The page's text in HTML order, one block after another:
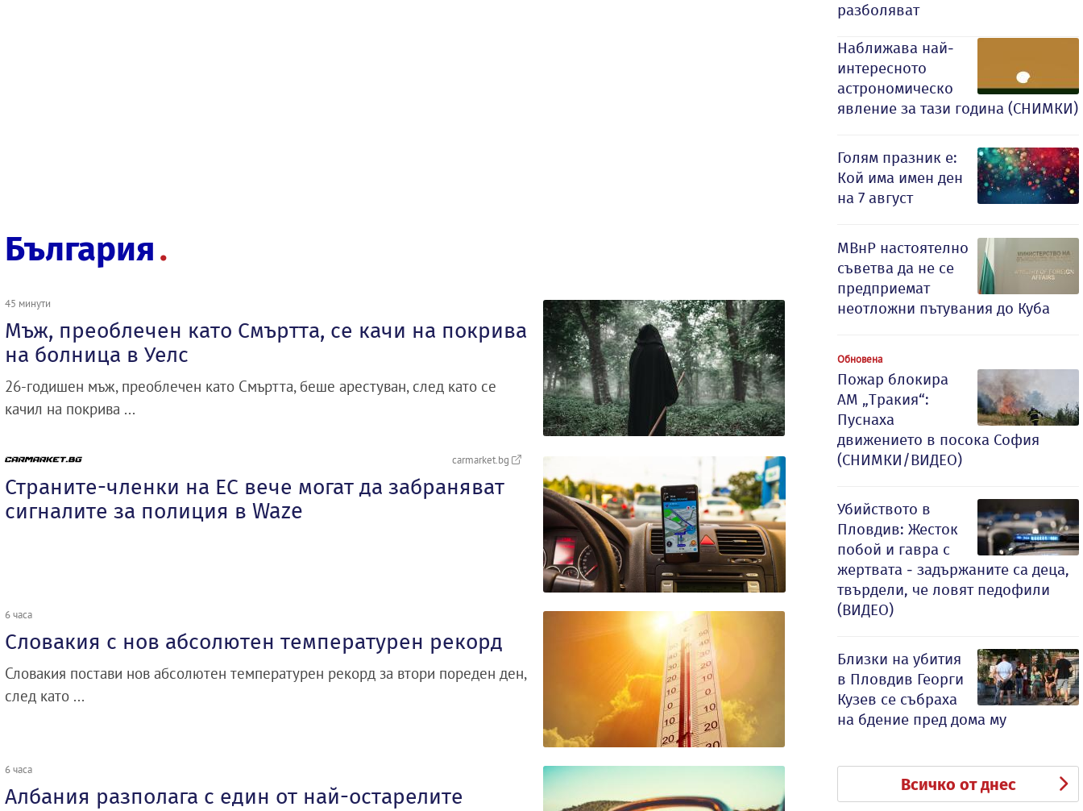
България
45 минути
Мъж, преоблечен като Смъртта, се качи на покрива
на болница в Уелс
26-годишен мъж, преоблечен като Смъртта, беше арестуван, след като се
качил на покрива ...
carmarket.bg
Страните-членки на ЕС вече могат да забраняват
сигналите за полиция в Waze
6 часа
Словакия с нов абсолютен температурен рекорд
Словакия постави нов абсолютен температурен рекорд за втори пореден ден,
след като ...
6 часа
Албания разполага с един от най-остарелите
разболяват
Наближава най-
интересното
астрономическо
явление за тази година (СНИМКИ)
Голям празник е:
Кой има имен ден
на 7 август
МВнР настоятелно
съветва да не се
предприемат
неотложни пътувания до Куба
Обновена
Пожар блокира
АМ „Тракия“:
Пуснаха
движението в посока София
(СНИМКИ/ВИДЕО)
Убийството в
Пловдив: Жесток
побой и гавра с
жертвата - задържаните са деца,
твърдели, че ловят педофили
(ВИДЕО)
Близки на убития
в Пловдив Георги
Кузев се събраха
на бдение пред дома му
Всичко от днес